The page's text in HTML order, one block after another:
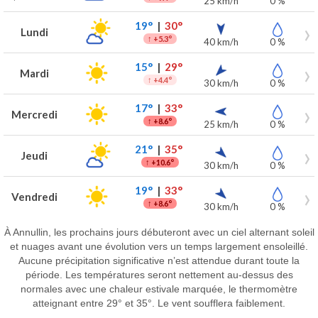
Lundi 19°| 30°
↑ +5.3° 40 km/h 0 %
Mardi 15°| 29°
↑ +4.4° 30 km/h 0 %
Mercredi 17°| 33°
↑ +8.6° 25 km/h 0 %
Jeudi 21°| 35°
↑ +10.6° 30 km/h 0 %
Vendredi 19°| 33°
↑ +8.6° 30 km/h 0 %
À Annullin, les prochains jours débuteront avec un ciel alternant soleil
et nuages avant une évolution vers un temps largement ensoleillé.
Aucune précipitation significative n’est attendue durant toute la
période. Les températures seront nettement au-dessus des
normales avec une chaleur estivale marquée, le thermomètre
atteignant entre 29° et 35°. Le vent soufflera faiblement.